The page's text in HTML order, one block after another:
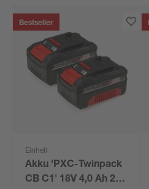
Bestseller
Einhell
Akku 'PXC-Twinpack
CB C1' 18V 4,0 Ah 2